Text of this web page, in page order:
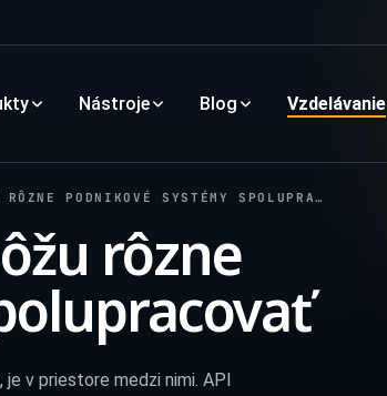
Nástroje Blog Vzdelávanie
PODNIKOVÉ SYSTÉMY SPOLUPRACOVAŤ
rôzne
v priestore medzi nimi. API